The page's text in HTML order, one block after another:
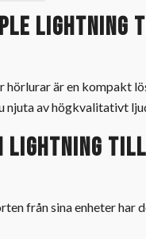
Lightning
är en kompakt
njuta av högkvalitativt
Lightning
från sina enheter